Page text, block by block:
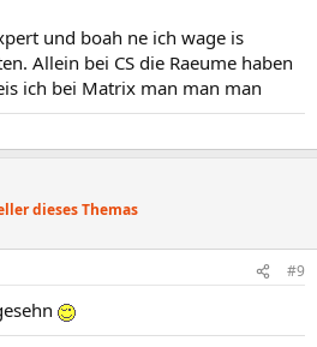
und boah ne ich wage is
Allein bei CS die Raeume haben
ich bei Matrix man man man
dieses Themas
#9